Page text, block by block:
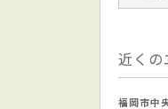
近くの
福岡市中